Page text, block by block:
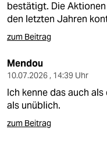
bestätigt. Die
den letzten Jahren
zum Beitrag
Mendou
10.07.2026 , 14:39 Uhr
Ich kenne das auch
als unüblich.
zum Beitrag